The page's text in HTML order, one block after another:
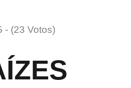
- (23 Votos)